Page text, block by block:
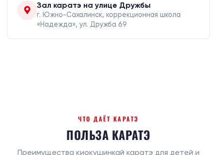
Зал каратэ на улице Дружбы
г. Южно-Сахалинск, коррекционная школа
«Надежда», ул. Дружба 69
ЧТО ДАЁТ КАРАТЭ
ПОЛЬЗА КАРАТЭ
Преимущества киокушинкай каратэ для детей и